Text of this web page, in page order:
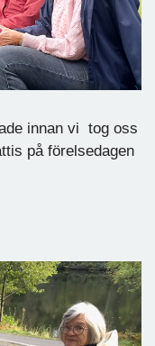
innan vi tog oss
på förelsedagen